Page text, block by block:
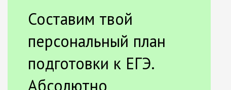
Составим твой
персональный план
подготовки к ЕГЭ.
Абсолютно